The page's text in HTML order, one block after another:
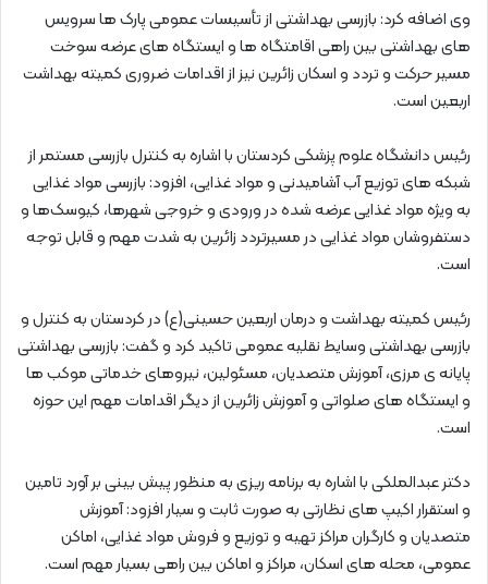
وی اضافه کرد: بازرسی بهداشتی از تأسیسات عمومی پارک ها سرویس
های بهداشتی بین راهی اقامتگاه ها و ایستگاه های عرضه سوخت
مسیر حرکت و تردد و اسکان زائرین نیز از اقدامات ضروری کمیته بهداشت
اربعین است.
رئیس دانشگاه علوم پزشکی کردستان با اشاره به کنترل بازرسی مستمر از
شبکه های توزیع آب آشامیدنی و مواد غذایی، افزود: بازرسی مواد غذایی
به ویژه مواد غذایی عرضه شده در ورودی و خروجی شهرها، کیوسک‌ها و
دستفروشان مواد غذایی در مسیرتردد زائرین به شدت مهم و قابل توجه
است.
رئیس کمیته بهداشت و درمان اربعین حسینی(ع) در کردستان به کنترل و
بازرسی بهداشتی وسایط نقلیه عمومی تاکید کرد و گفت: بازرسی بهداشتی
پایانه ی مرزی، آموزش متصدیان، مسئولین، نیروهای خدماتی موکب ها
و ایستگاه های صلواتی و آموزش زائرین از دیگر اقدامات مهم این حوزه
است.
دکتر عبدالملکی با اشاره به برنامه ریزی به منظور پیش بینی بر آورد تامین
و استقرار اکیپ های نظارتی به صورت ثابت و سیار افزود: آموزش
متصدیان و کارگران مراکز تهیه و توزیع و فروش مواد غذایی، اماکن
عمومی، محله های اسکان، مراکز و اماکن بین راهی بسیار مهم است.